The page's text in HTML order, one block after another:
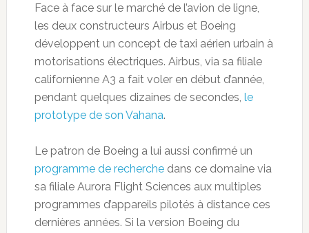
Face à face sur le marché de l’avion de ligne,
les deux constructeurs Airbus et Boeing
développent un concept de taxi aérien urbain à
motorisations électriques. Airbus, via sa filiale
californienne A3 a fait voler en début d’année,
pendant quelques dizaines de secondes, le
prototype de son Vahana.
Le patron de Boeing a lui aussi confirmé un
programme de recherchedans ce domaine via
sa filiale Aurora Flight Sciences aux multiples
programmes d’appareils pilotés à distance ces
dernières années. Si la version Boeing du